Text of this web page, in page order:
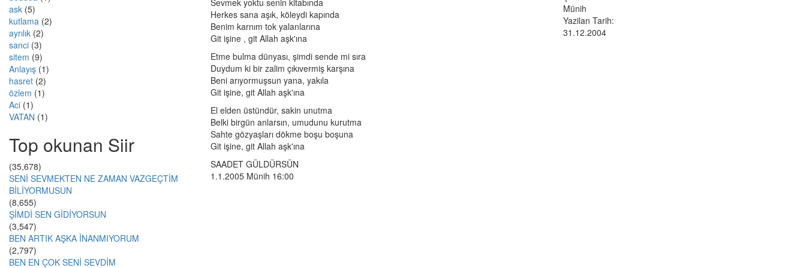
ask (5)
kutlama (2)
ayrılık (2)
sanci (3)
sitem (9)
Anlayış (1)
hasret (2)
özlem (1)
Aci (1)
VATAN (1)
Top okunan Siir
(35,678)
SENİ SEVMEKTEN NE ZAMAN VAZGEÇTİM
BİLİYORMUSUN
(8,655)
ŞİMDİ SEN GİDİYORSUN
(3,547)
BEN ARTIK AŞKA İNANMIYORUM
(2,797)
BEN EN ÇOK SENİ SEVDİM
Sevmek yoktu senin kitabında
Herkes sana aşık, köleydi kapında
Benim karnım tok yalanlarına
Git işine , git Allah aşk'ına
Etme bulma dünyası, şimdi sende mi sıra
Duydum ki bir zalim çıkıvermiş karşına
Beni arıyormuşsun yana, yakıla
Git işine, git Allah aşk'ına
El elden üstündür, sakin unutma
Belki birgün anlarsın, umudunu kurutma
Sahte gözyaşları dökme boşu boşuna
Git işine, git Allah aşk'ına
SAADET GÜLDÜRSÜN
1.1.2005 Münih 16:00
Münih
Yazilan Tarih:
31.12.2004